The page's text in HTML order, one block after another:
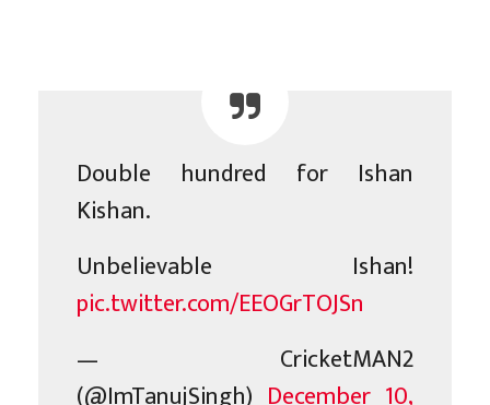
Double hundred for Ishan
Kishan.
Unbelievable Ishan!
pic.twitter.com/EEOGrTOJSn
— CricketMAN2
(@ImTanujSingh) December 10,